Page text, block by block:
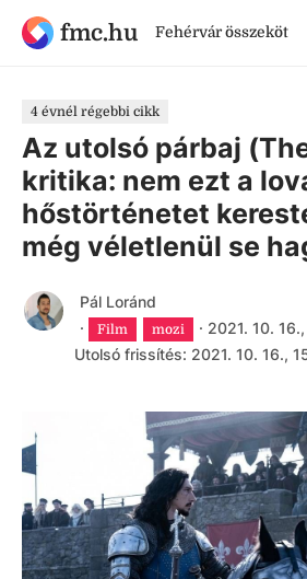
fmc.hu Fehérvár összeköt
4 évnél régebbi cikk
Az utolsó párbaj
kritika: nem ezt a
hőstörténetet
még véletlenül se
Pál Loránd
·
Film mozi · 2021. 10.
Utolsó frissítés: 2021. 10. 16.,